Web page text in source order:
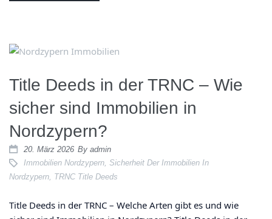
Title Deeds in der TRNC – Wie
sicher sind Immobilien in
Nordzypern?
20. März 2026 By admin
Immobilien Nordzypern, Sicherheit Der Immobilien In
Nordzypern TRNC Title Deeds
Title Deeds in der TRNC – Welche Arten gibt es und wie